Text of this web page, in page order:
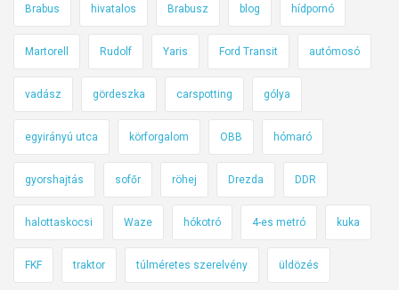
t
á
r
p
u
k
k
t
e
Brabus hivatalos Brabusz blog hídpornó
Martorell Rudolf Yaris Ford Transit autómosó
vadász gördeszka carspotting gólya
egyirányú utca körforgalom OBB hómaró
gyorshajtás sofőr röhej Drezda DDR
halottaskocsi Waze hókotró 4-es metró kuka
FKF traktor túlméretes szerelvény üldözés